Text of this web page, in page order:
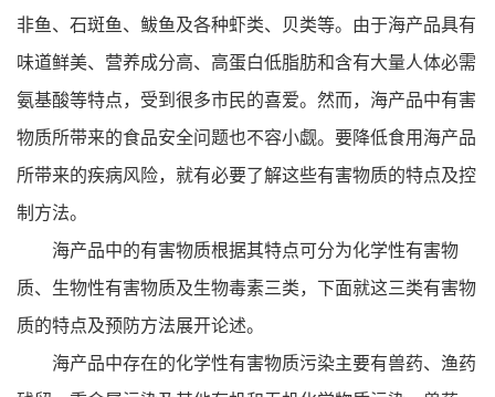
非鱼、石斑鱼、鲅鱼及各种虾类、贝类等。由于海产品具有
味道鲜美、营养成分高、高蛋白低脂肪和含有大量人体必需
氨基酸等特点，受到很多市民的喜爱。然而，海产品中有害
物质所带来的食品安全问题也不容小觑。要降低食用海产品
所带来的疾病风险，就有必要了解这些有害物质的特点及控
制方法。
海产品中的有害物质根据其特点可分为化学性有害物
质、生物性有害物质及生物毒素三类，下面就这三类有害物
质的特点及预防方法展开论述。
海产品中存在的化学性有害物质污染主要有兽药、渔药